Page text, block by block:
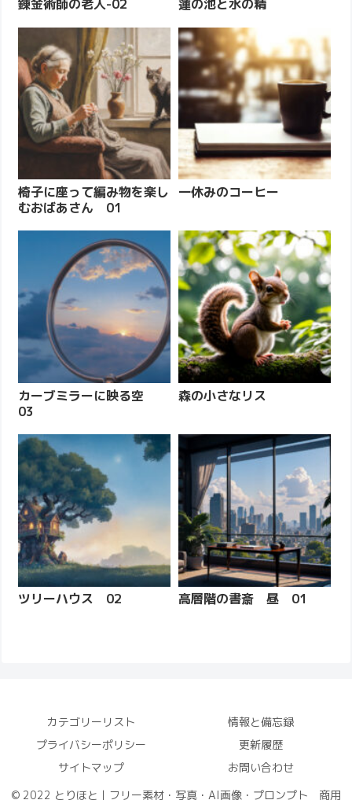
錬金術師の老人-02 蓮の池と水の精
椅子に座って編み物を楽し
むおばあさん 01
一休みのコーヒー
カーブミラーに映る空
03
森の小さなリス
ツリーハウス 02 高層階の書斎 昼 01
カテゴリーリスト
情報と備忘録
プライバシーポリシー
更新履歴
サイトマップ
お問い合わせ
© 2022 とりほと｜フリー素材・写真・AI画像・プロンプト 商用